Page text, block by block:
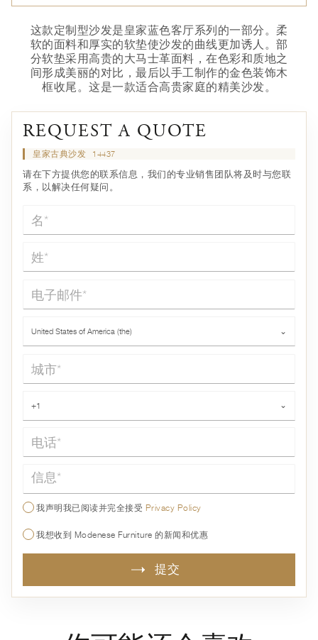
这款定制型沙发是皇家蓝色客厅系列的一部分。柔
软的面料和厚实的软垫使沙发的曲线更加诱人。部
分软垫采用高贵的大马士革面料，在色彩和质地之
间形成美丽的对比，最后以手工制作的金色装饰木
框收尾。这是一款适合高贵家庭的精美沙发。
REQUEST A QUOTE
皇家古典沙发 14437
请在下方提供您的联系信息，我们的专业销售团队将及时与您联
系，以解决任何疑问。
名*
姓*
电子邮件*
United States of America (the) ⌄
城市*
+1 ⌄
信息*
我声明我已阅读并完全接受 Privacy Policy
我想收到 Modenese Furniture 的新闻和优惠
提交